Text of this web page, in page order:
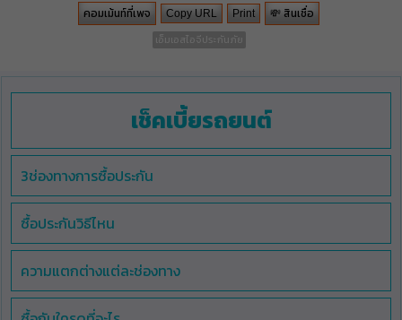
คอมเม้นท์ที่เพจ Copy URL Print 💸 สินเชื่อ
เอ็มเอสไอจีประกันภัย
เช็คเบี้ยรถยนต์
3ช่องทางการซื้อประกัน
ซื้อประกันวิธีไหน
ความแตกต่างแต่ละช่องทาง